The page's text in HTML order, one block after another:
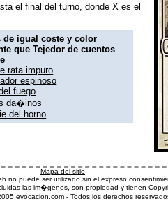
el final del turno, donde X es el
de igual coste y color
que Tejedor de cuentos
rata impuro
espinoso
fuego
da�inos
del horno
Mapa del sitio
no puede ser utilizado sin el expreso
las im�genes, son propiedad y tienen
evocacion.com - Todos los derechos